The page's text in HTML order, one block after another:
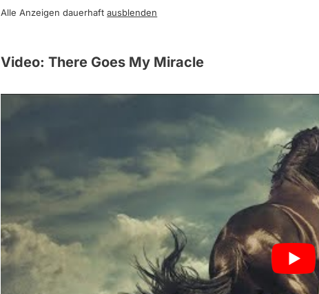
Alle Anzeigen dauerhaftausblenden
Video: There Goes My Miracle